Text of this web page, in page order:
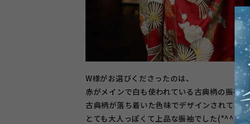
W様がお選びくださったのは、
赤がメインで白も使われている古典柄の振袖！
古典柄が落ち着いた色味でデザインされており
とても大人っぽくて上品な振袖でした(*^^*)